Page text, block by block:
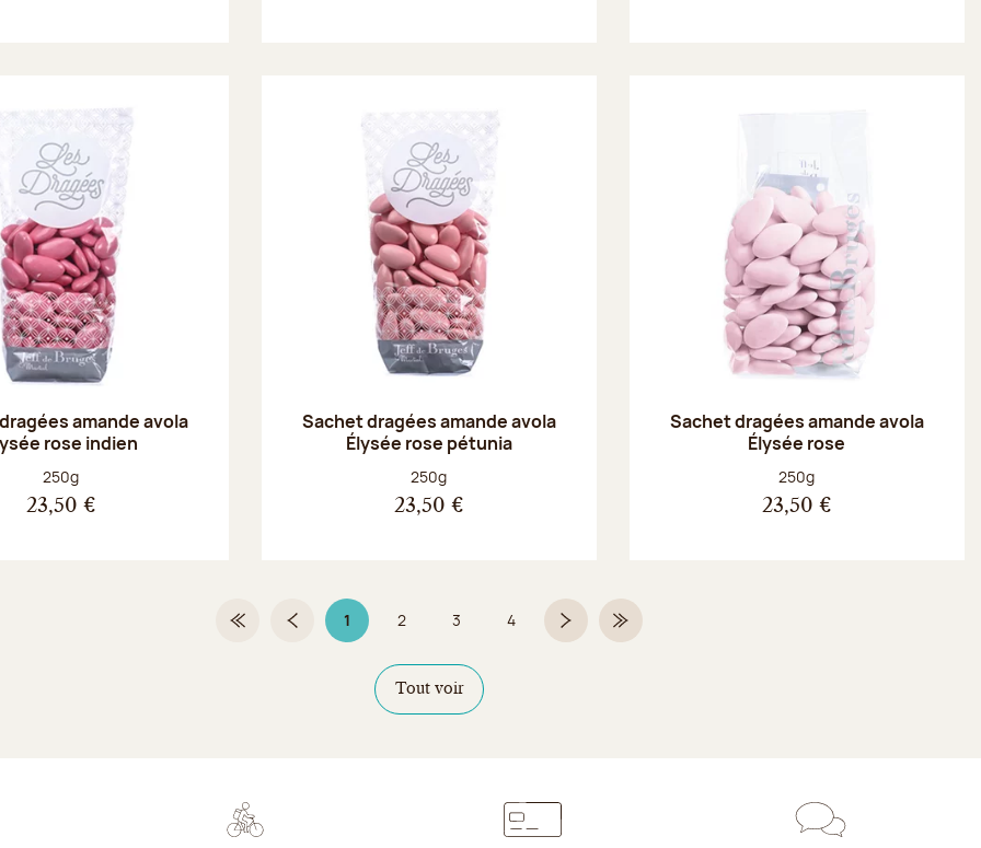
amande avola
rose indien
Poids net :
250g
23,50 €
Sachet dragées amande avola
Élysée rose pétunia
Poids net :
250g
23,50 €
Sachet dragées amande avola
Élysée rose
Poids net :
250g
23,50 €
Première pagePage précédente
1Page 1 sur 4
Page
2 Page
3 Page
4 Page suivanteDernière page
Tout voir